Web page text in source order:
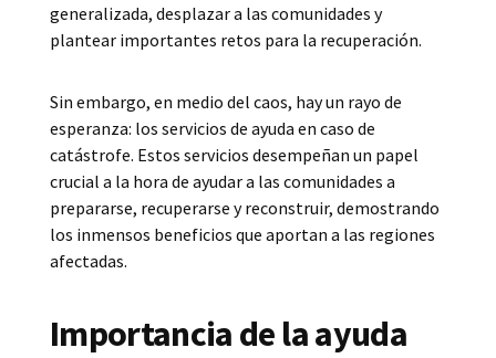
generalizada, desplazar a las comunidades y
plantear importantes retos para la recuperación.
Sin embargo, en medio del caos, hay un rayo de
esperanza: los servicios de ayuda en caso de
catástrofe. Estos servicios desempeñan un papel
crucial a la hora de ayudar a las comunidades a
prepararse, recuperarse y reconstruir, demostrando
los inmensos beneficios que aportan a las regiones
afectadas.
Importancia de la ayuda